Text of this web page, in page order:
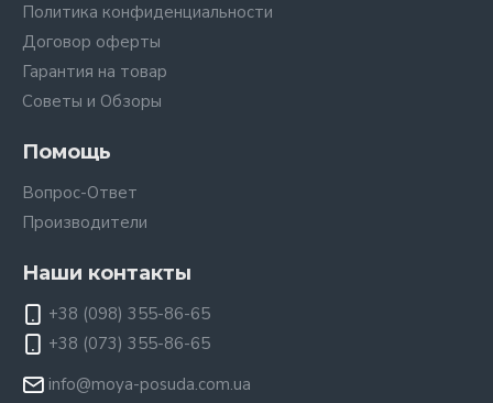
Политика конфиденциальности
Договор оферты
Гарантия на товар
Советы и Обзоры
Помощь
Вопрос-Ответ
Производители
Наши контакты
+38 (098) 355-86-65
+38 (073) 355-86-65
info@moya-posuda.com.ua